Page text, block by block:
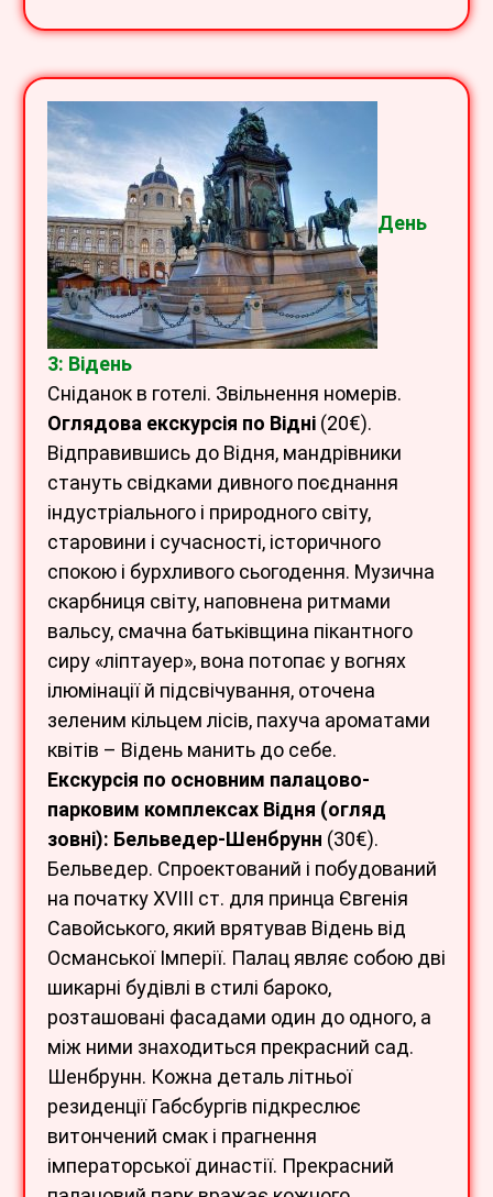
День
3: Відень
Сніданок в готелі. Звільнення номерів.
Оглядова екскурсія по Відні (20€).
Відправившись до Відня, мандрівники
стануть свідками дивного поєднання
індустріального і природного світу,
старовини і сучасності, історичного
спокою і бурхливого сьогодення. Музична
скарбниця світу, наповнена ритмами
вальсу, смачна батьківщина пікантного
сиру «ліптауер», вона потопає у вогнях
ілюмінації й підсвічування, оточена
зеленим кільцем лісів, пахуча ароматами
квітів – Відень манить до себе.
Екскурсія по основним палацово-
парковим комплексах Відня (огляд
зовні): Бельведер-Шенбрунн (30€).
Бельведер. Спроектований і побудований
на початку ХVIII ст. для принца Євгенія
Савойського, який врятував Відень від
Османської Імперії. Палац являє собою дві
шикарні будівлі в стилі бароко,
розташовані фасадами один до одного, а
між ними знаходиться прекрасний сад.
Шенбрунн. Кожна деталь літньої
резиденції Габсбургів підкреслює
витончений смак і прагнення
імператорської династії. Прекрасний